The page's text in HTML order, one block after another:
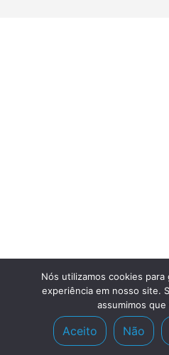
Nós utilizamos cookies
experiência em nosso site.
assumimos
Aceito Não